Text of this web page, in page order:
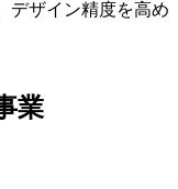
デザイン精度を高め
業